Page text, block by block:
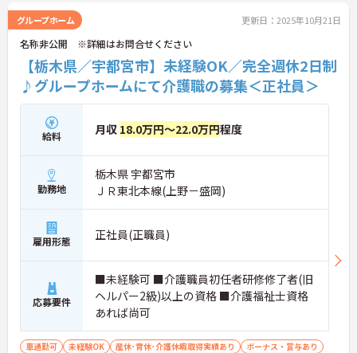
グループホーム 更新日：2025年10月21日
名称非公開 ※詳細はお問合せください
【栃木県／宇都宮市】未経験OK／完全週休2日制
♪グループホームにて介護職の募集＜正社員＞
給料 月収 18.0万円～22.0万円程度
勤務地
栃木県 宇都宮市
ＪＲ東北本線(上野－盛岡)
雇用形態 正社員(正職員)
応募要件
■未経験可 ■介護職員初任者研修修了者(旧
ヘルパー2級)以上の資格 ■介護福祉士資格
あれば尚可
車通勤可 未経験OK 産休･育休･介護休暇取得実績あり
ボーナス・賞与あり